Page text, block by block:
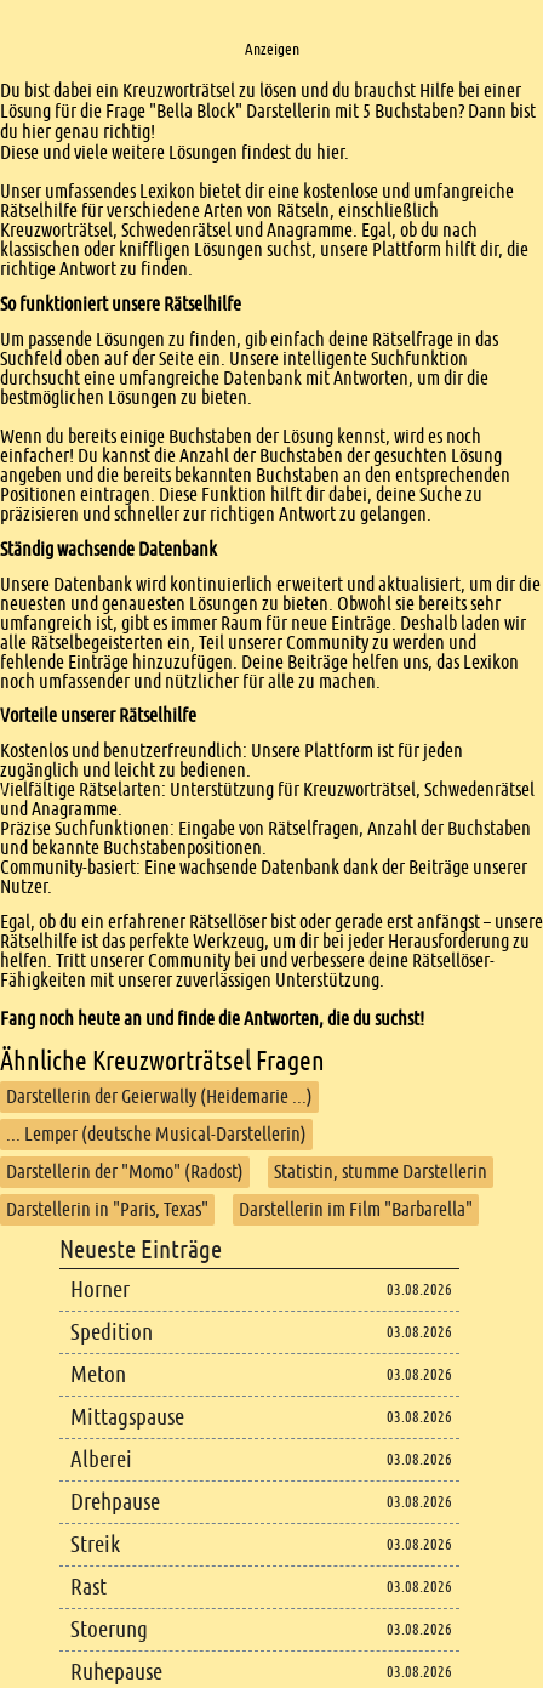
Anzeigen
Einleitung
Du bist dabei ein Kreuzworträtsel zu lösen und du brauchst Hilfe bei einer
Lösung für die Frage "Bella Block" Darstellerin mit 5 Buchstaben? Dann bist
du hier genau richtig!
Diese und viele weitere Lösungen findest du hier.
Unser umfassendes Lexikon bietet dir eine kostenlose und umfangreiche
Rätselhilfe für verschiedene Arten von Rätseln, einschließlich
Kreuzworträtsel, Schwedenrätsel und Anagramme. Egal, ob du nach
klassischen oder kniffligen Lösungen suchst, unsere Plattform hilft dir, die
richtige Antwort zu finden.
So funktioniert unsere Rätselhilfe
Um passende Lösungen zu finden, gib einfach deine Rätselfrage in das
Suchfeld oben auf der Seite ein. Unsere intelligente Suchfunktion
durchsucht eine umfangreiche Datenbank mit Antworten, um dir die
bestmöglichen Lösungen zu bieten.
Wenn du bereits einige Buchstaben der Lösung kennst, wird es noch
einfacher! Du kannst die Anzahl der Buchstaben der gesuchten Lösung
angeben und die bereits bekannten Buchstaben an den entsprechenden
Positionen eintragen. Diese Funktion hilft dir dabei, deine Suche zu
präzisieren und schneller zur richtigen Antwort zu gelangen.
Ständig wachsende Datenbank
Unsere Datenbank wird kontinuierlich erweitert und aktualisiert, um dir die
neuesten und genauesten Lösungen zu bieten. Obwohl sie bereits sehr
umfangreich ist, gibt es immer Raum für neue Einträge. Deshalb laden wir
alle Rätselbegeisterten ein, Teil unserer Community zu werden und
fehlende Einträge hinzuzufügen. Deine Beiträge helfen uns, das Lexikon
noch umfassender und nützlicher für alle zu machen.
Vorteile unserer Rätselhilfe
Kostenlos und benutzerfreundlich: Unsere Plattform ist für jeden
zugänglich und leicht zu bedienen.
Vielfältige Rätselarten: Unterstützung für Kreuzworträtsel, Schwedenrätsel
und Anagramme.
Präzise Suchfunktionen: Eingabe von Rätselfragen, Anzahl der Buchstaben
und bekannte Buchstabenpositionen.
Community-basiert: Eine wachsende Datenbank dank der Beiträge unserer
Nutzer.
Egal, ob du ein erfahrener Rätsellöser bist oder gerade erst anfängst – unsere
Rätselhilfe ist das perfekte Werkzeug, um dir bei jeder Herausforderung zu
helfen. Tritt unserer Community bei und verbessere deine Rätsellöser-
Fähigkeiten mit unserer zuverlässigen Unterstützung.
Fang noch heute an und finde die Antworten, die du suchst!
Ähnliche Kreuzworträtsel Fragen
Darstellerin der Geierwally (Heidemarie ...)
... Lemper (deutsche Musical-Darstellerin)
Darstellerin der "Momo" (Radost)
Statistin, stumme Darstellerin
Darstellerin in "Paris, Texas"
Darstellerin im Film "Barbarella"
Footer content
Neueste Einträge
Horner 03.08.2026
Spedition 03.08.2026
Meton 03.08.2026
Mittagspause 03.08.2026
Alberei 03.08.2026
Drehpause 03.08.2026
Streik 03.08.2026
Rast 03.08.2026
Stoerung 03.08.2026
Ruhepause 03.08.2026